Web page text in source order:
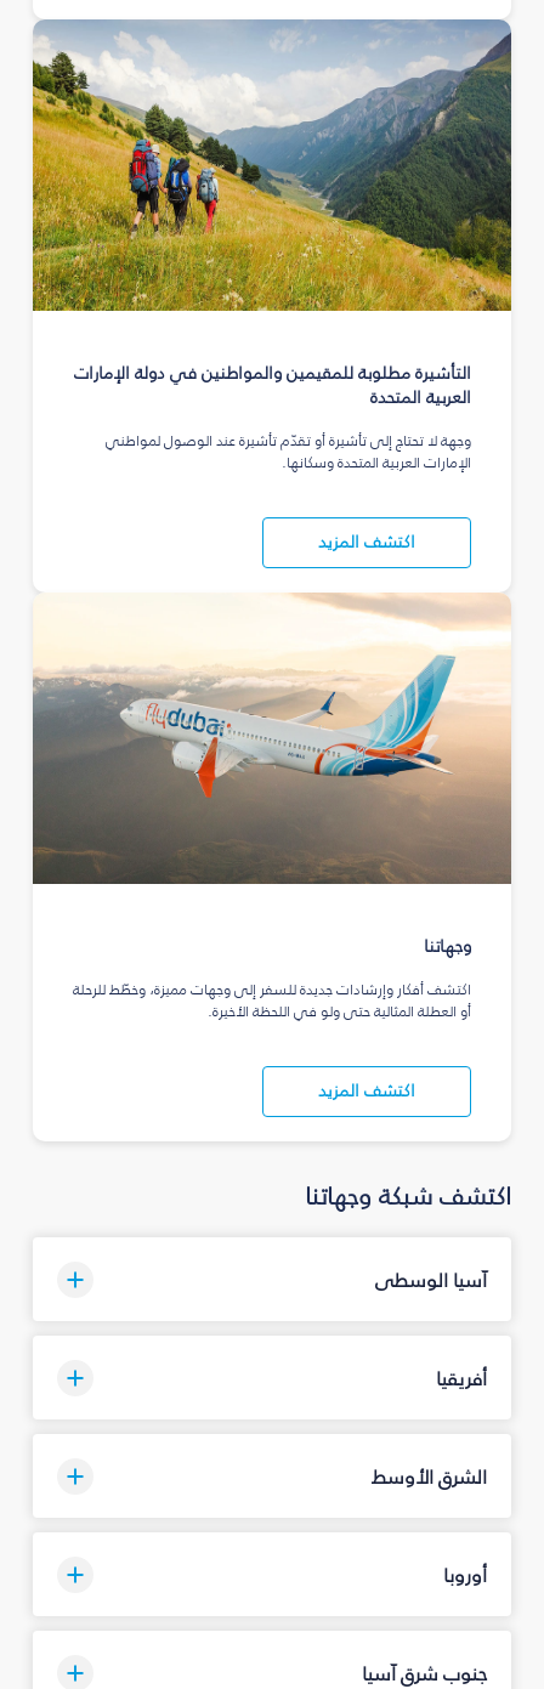
التأشيرة مطلوبة للمقيمين والمواطنين في دولة الإمارات
العربية المتحدة
وجهة لا تحتاج إلى تأشيرة أو تقدّم تأشيرة عند الوصول لمواطني
الإمارات العربية المتحدة وسكانها.
اكتشف المزيد
وجهاتنا
اكتشف أفكار وإرشادات جديدة للسفر إلى وجهات مميزة، وخطّط للرحلة
أو العطلة المثالية حتى ولو في اللحظة الأخيرة.
اكتشف المزيد
اكتشف شبكة وجهاتنا
آسيا الوسطى
أفريقيا
الشرق الأوسط
أوروبا
جنوب شرق آسيا